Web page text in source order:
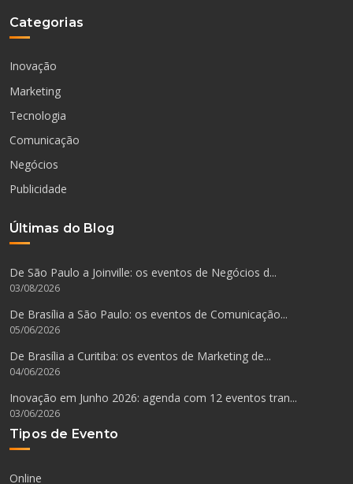
Categorias
Inovação
Marketing
Tecnologia
Comunicação
Negócios
Publicidade
Últimas do Blog
De São Paulo a Joinville: os eventos de Negócios d...
03/08/2026
De Brasília a São Paulo: os eventos de Comunicação...
05/06/2026
De Brasília a Curitiba: os eventos de Marketing de...
04/06/2026
Inovação em Junho 2026: agenda com 12 eventos tran...
03/06/2026
Tipos de Evento
Online